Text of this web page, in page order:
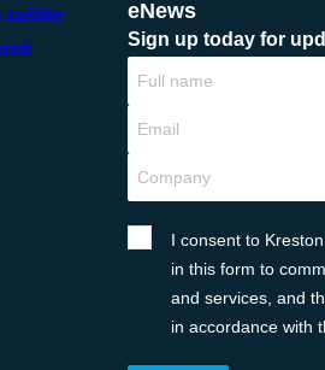
zaštite
eNews
Sign up today for
I consent to
in this form to
and services, and
in accordance with